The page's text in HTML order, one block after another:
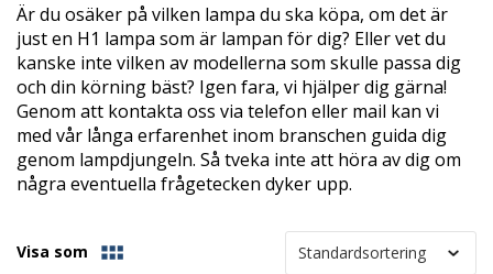
Är du osäker på vilken lampa du ska köpa, om det är
just en H1 lampa som är lampan för dig? Eller vet du
kanske inte vilken av modellerna som skulle passa dig
och din körning bäst? Igen fara, vi hjälper dig gärna!
Genom att kontakta oss via telefon eller mail kan vi
med vår långa erfarenhet inom branschen guida dig
genom lampdjungeln. Så tveka inte att höra av dig om
några eventuella frågetecken dyker upp.
Visa som